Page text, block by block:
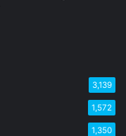
3,139
1,572
1,350